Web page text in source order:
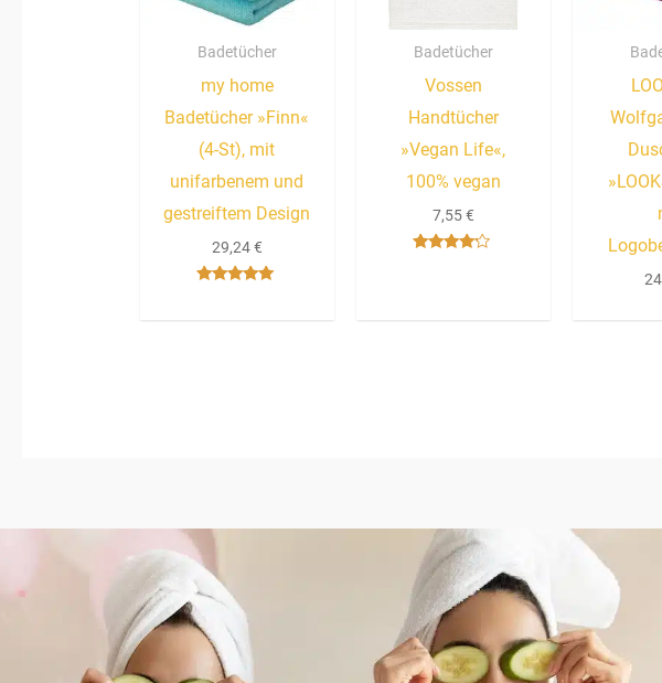
Badetücher
my home
Badetücher »Finn«
(4-St), mit
unifarbenem und
gestreiftem Design
29,24€
Badetücher
Vossen
Handtücher
»Vegan Life«,
100% vegan
7,55€